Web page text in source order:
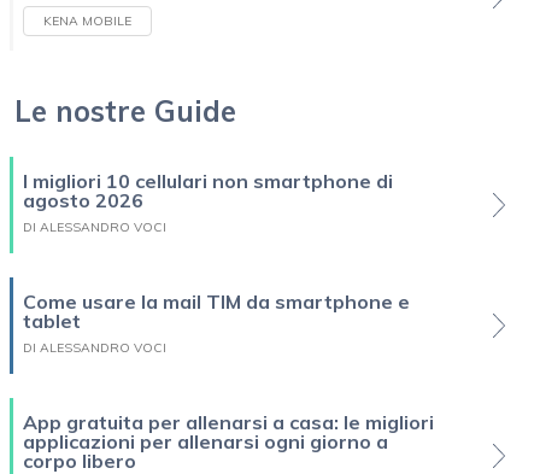
KENA MOBILE
Le nostre Guide
I migliori 10 cellulari non smartphone di
agosto 2026
DI ALESSANDRO VOCI
Come usare la mail TIM da smartphone e
tablet
DI ALESSANDRO VOCI
App gratuita per allenarsi a casa: le migliori
applicazioni per allenarsi ogni giorno a
corpo libero